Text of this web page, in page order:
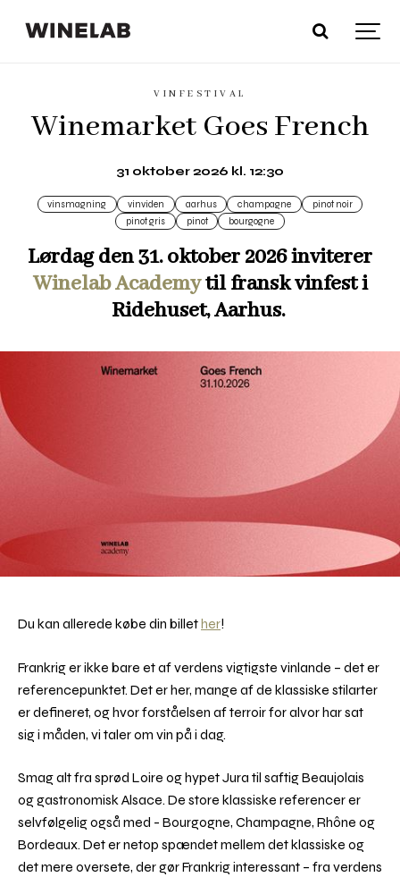
VINFESTIVAL
Winemarket Goes French
31 oktober 2026 kl. 12:30
vinsmagning vinviden aarhus champagne
pinot noir
pinot gris
pinot bourgogne
Lørdag den 31. oktober 2026 inviterer
Winelab Academytil fransk vinfest i
Ridehuset, Aarhus.
Du kan allerede købe din billether!
Frankrig er ikke bare et af verdens vigtigste vinlande – det er
referencepunktet. Det er her, mange af de klassiske stilarter
er defineret, og hvor forståelsen af terroir for alvor har sat
sig i måden, vi taler om vin på i dag.
Smag alt fra sprød Loire og hypet Jura til saftig Beaujolais
og gastronomisk Alsace. De store klassiske referencer er
selvfølgelig også med - Bourgogne, Champagne, Rhône og
Bordeaux. Det er netop spændet mellem det klassiske og
det mere oversete, der gør Frankrig interessant – fra verdens